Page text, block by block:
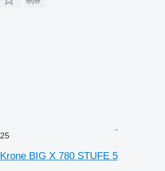
25
Krone BIG X 780 STUFE 5